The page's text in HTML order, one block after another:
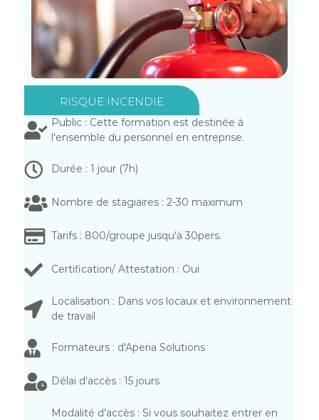
RISQUE INCENDIE
Public : Cette formation est destinée à
l'ensemble du personnel en entreprise.
Durée : 1 jour (7h)
Nombre de stagiaires : 2-30 maximum
Tarifs : 800/groupe jusqu'à 30pers.
Certification/ Attestation : Oui
Localisation : Dans vos locaux et environnement
de travail
Formateurs : d'Aperia Solutions
Délai d'accès : 15 jours
Modalité d'accès : Si vous souhaitez entrer en